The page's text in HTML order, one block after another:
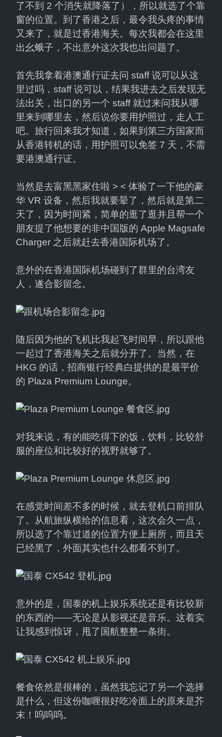
了不到 2 个消失就降落了），所以就选了个靠
窗的位置。到了香港之后，最令我头疼的事情
又来了，就是过香港海关。每次我都会在这里
出幺蛾子，不出意外这次我也出问题了。
首先我拿着港澳通行证去问 staff 说可以从这
里过吗，staff 说可以，结果我进去之后发现无
法出关，出口的另一个 staff 就过来问我从哪
里来到哪里去，然后说你要用护照过，走人工
吧。旅行回来我才知道，如果到第三方国家而
从香港转机的话，用护照可以免签 7 天，不需
要港澳通行证。
当然是去富黑黑家住啦 > < 体验了一下他的豪
华 VR 设备，然后我就要晕了，然后就是第二
天了，因为时间紧，简单的逛了逛并且帮一个
朋友提了他想要的非中国版的 Apple Magsafe
Charger 之后就赶去香港国际机场了。
意外的在香港国际机场碰到了群里的台湾友
人，遂合影留念。
随后因为他的飞机比我起飞时间早，所以跟他
一起过了香港海关之后就分开了。当然，在
HKG 的话，招商银行经典白提供的是最平价
的 Plaza Premium Lounge。
对我来说，有的能吃得下的饭，饮料，比较舒
服的座位和比较好的视野就够了。
在感觉时间差不多的时候，就去登机口前排队
了。从航旅纵横给的信息看，这次会久一点，
所以选了个靠过道的位置方便上厕所，而且天
已经黑了，外面其实也什么都看不到了。
意外的是，国泰的机上娱乐系统还是有比较新
的东西的——无论是从影视还是音乐。这着实
让我感到惊讶，甩了国航整整一条街。
餐食依然是很棒的，虽然我忘记了另一个选择
是什么，但这份咖喱很好吃冷面上的原来是芥
末！呜呜呜。